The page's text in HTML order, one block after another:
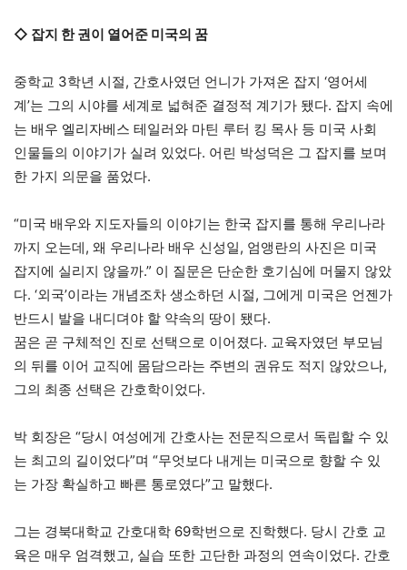
◇ 잡지 한 권이 열어준 미국의 꿈
중학교 3학년 시절, 간호사였던 언니가 가져온 잡지 ‘영어세
계’는 그의 시야를 세계로 넓혀준 결정적 계기가 됐다. 잡지 속에
는 배우 엘리자베스 테일러와 마틴 루터 킹 목사 등 미국 사회
인물들의 이야기가 실려 있었다. 어린 박성덕은 그 잡지를 보며
한 가지 의문을 품었다.
“미국 배우와 지도자들의 이야기는 한국 잡지를 통해 우리나라
까지 오는데, 왜 우리나라 배우 신성일, 엄앵란의 사진은 미국
잡지에 실리지 않을까.” 이 질문은 단순한 호기심에 머물지 않았
다. ‘외국’이라는 개념조차 생소하던 시절, 그에게 미국은 언젠가
반드시 발을 내디뎌야 할 약속의 땅이 됐다.
꿈은 곧 구체적인 진로 선택으로 이어졌다. 교육자였던 부모님
의 뒤를 이어 교직에 몸담으라는 주변의 권유도 적지 않았으나,
그의 최종 선택은 간호학이었다.
박 회장은 “당시 여성에게 간호사는 전문직으로서 독립할 수 있
는 최고의 길이었다”며 “무엇보다 내게는 미국으로 향할 수 있
는 가장 확실하고 빠른 통로였다”고 말했다.
그는 경북대학교 간호대학 69학번으로 진학했다. 당시 간호 교
육은 매우 엄격했고, 실습 또한 고단한 과정의 연속이었다. 간호